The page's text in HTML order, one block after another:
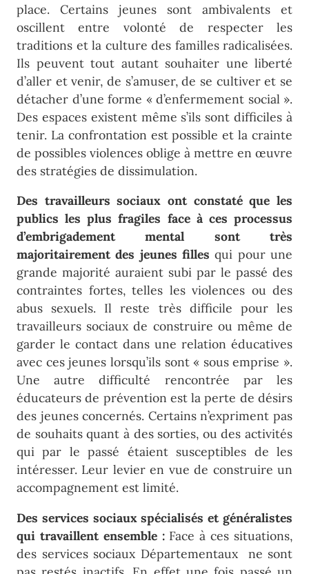
place. Certains jeunes sont ambivalents et
oscillent entre volonté de respecter les
traditions et la culture des familles radicalisées.
Ils peuvent tout autant souhaiter une liberté
d’aller et venir, de s’amuser, de se cultiver et se
détacher d’une forme « d’enfermement social ».
Des espaces existent même s’ils sont difficiles à
tenir. La confrontation est possible et la crainte
de possibles violences oblige à mettre en œuvre
des stratégies de dissimulation.
Des travailleurs sociaux ont constaté que les
publics les plus fragiles face à ces processus
d’embrigadement mental sont très
majoritairement des jeunes filles qui pour une
grande majorité auraient subi par le passé des
contraintes fortes, telles les violences ou des
abus sexuels. Il reste très difficile pour les
travailleurs sociaux de construire ou même de
garder le contact dans une relation éducatives
avec ces jeunes lorsqu’ils sont « sous emprise ».
Une autre difficulté rencontrée par les
éducateurs de prévention est la perte de désirs
des jeunes concernés. Certains n’expriment pas
de souhaits quant à des sorties, ou des activités
qui par le passé étaient susceptibles de les
intéresser. Leur levier en vue de construire un
accompagnement est limité.
Des services sociaux spécialisés et généralistes
qui travaillent ensemble :Face à ces situations,
des services sociaux Départementaux ne sont